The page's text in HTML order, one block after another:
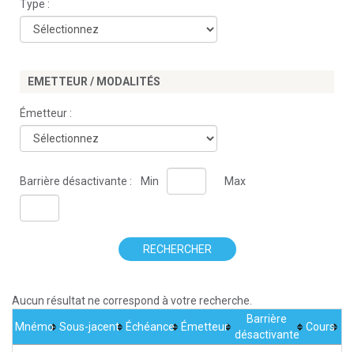
Type :
EMETTEUR / MODALITÉS
Émetteur :
Barrière désactivante : Min Max
RECHERCHER
Aucun résultat ne correspond à votre recherche.
Mnémo Sous-jacent Échéance Émetteur
Barrière
désactivante
Cours